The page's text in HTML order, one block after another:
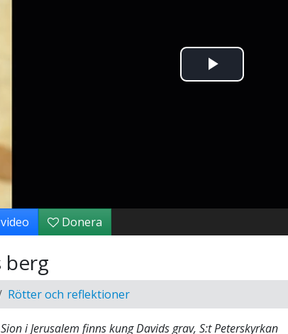
Spela
Donera
berg
Rötter och reflektioner
i Jerusalem finns kung Davids grav, S:t Peterskyrkan